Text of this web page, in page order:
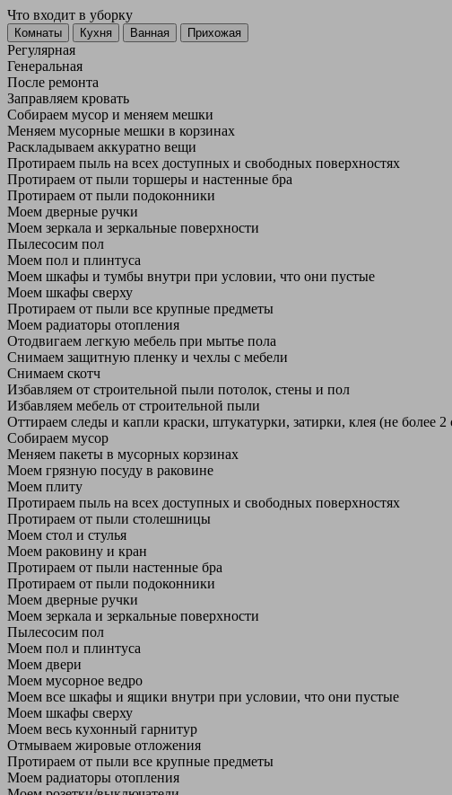
Что входит в уборку
Регу­лярная
Гене­ральная
После ремонта
Заправляем кровать
Собираем мусор и меняем мешки
Меняем мусорные мешки в корзинах
Раскладываем аккуратно вещи
Протираем пыль на всех доступных и свободных поверхностях
Протираем от пыли торшеры и настенные бра
Протираем от пыли подоконники
Моем дверные ручки
Моем зеркала и зеркальные поверхности
Пылесосим пол
Моем пол и плинтуса
Моем шкафы и тумбы внутри при условии, что они пустые
Моем шкафы сверху
Протираем от пыли все крупные предметы
Моем радиаторы отопления
Отодвигаем легкую мебель при мытье пола
Снимаем защитную пленку и чехлы с мебели
Снимаем скотч
Избавляем от строительной пыли потолок, стены и пол
Избавляем мебель от строительной пыли
Оттираем следы и капли краски, штукатурки, затирки, клея (не более
Собираем мусор
Меняем пакеты в мусорных корзинах
Моем грязную посуду в раковине
Моем плиту
Протираем пыль на всех доступных и свободных поверхностях
Протираем от пыли столешницы
Моем стол и стулья
Моем раковину и кран
Протираем от пыли настенные бра
Протираем от пыли подоконники
Моем дверные ручки
Моем зеркала и зеркальные поверхности
Пылесосим пол
Моем пол и плинтуса
Моем двери
Моем мусорное ведро
Моем все шкафы и ящики внутри при условии, что они пустые
Моем шкафы сверху
Моем весь кухонный гарнитур
Отмываем жировые отложения
Протираем от пыли все крупные предметы
Моем радиаторы отопления